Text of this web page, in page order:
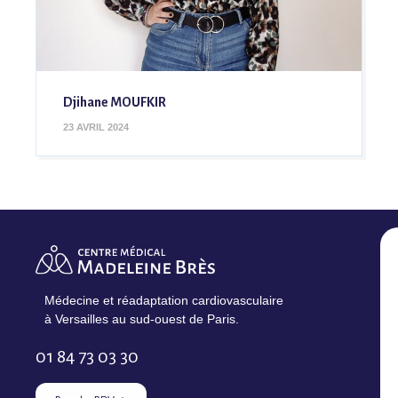
Djihane MOUFKIR
23 AVRIL 2024
Médecine et réadaptation cardiovasculaire
à Versailles au sud-ouest de Paris.
01 84 73 03 30